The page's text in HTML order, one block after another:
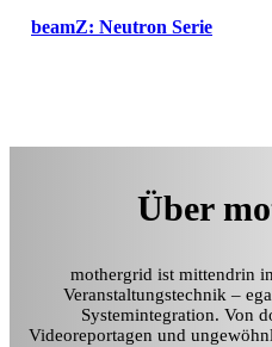
beamZ: Neutron Serie
Über
mothergrid ist mittendrin
Veranstaltungstechnik –
Systemintegration. Von
Videoreportagen und